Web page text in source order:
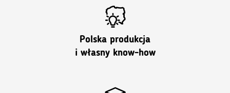
Polska produkcja
i własny know-how